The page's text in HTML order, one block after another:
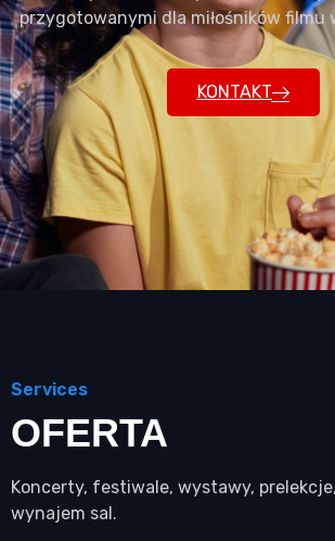
przygotowanymi dla miłośników filmu
KONTAKT
Services
OFERTA
Koncerty, festiwale, wystawy,
wynajem sal.